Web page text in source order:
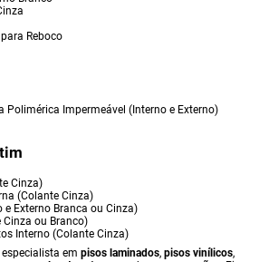
Reboco
Polimérica Impermeável (Interno e Externo)
Cinza)
(Colante Cinza)
e Externo Branca ou Cinza)
ou Branco)
Interno (Colante Cinza)
especialista em pisos laminados, pisos vinílicos,